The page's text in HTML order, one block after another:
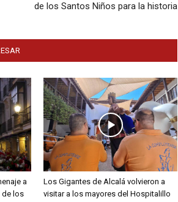
de los Santos Niños para la historia
a
de los
Los Gigantes de Alcalá volvieron a
visitar a los mayores del Hospitalillo